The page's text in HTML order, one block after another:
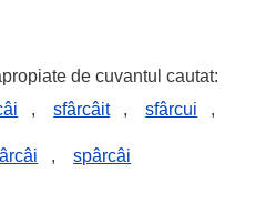
de cuvantul cautat:
, sfârcâit , sfârcui ,
, spârcâi